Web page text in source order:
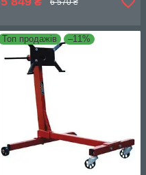
Топ продажів –11%